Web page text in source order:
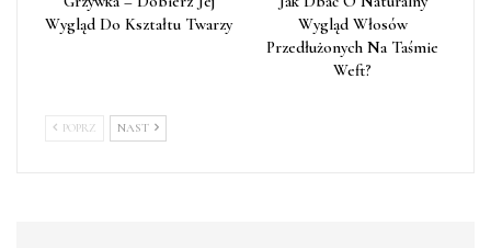
Wygląd Do Kształtu Twarzy
Wygląd Włosów
Przedłużonych Na Taśmie
Weft?
POPRZ NAST